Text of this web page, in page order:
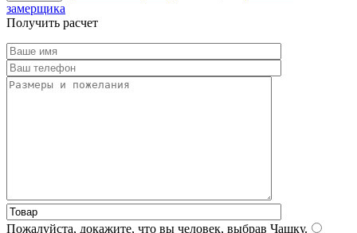
замерщика
Получить расчет
Пожалуйста, докажите, что вы человек, выбрав Чашку.